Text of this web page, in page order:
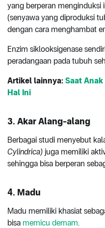
yang berperan menginduksi
(senyawa yang diproduksi
dengan cara menghambat
Enzim siklooksigenase
peradangaan pada tubuh
Artikel lainnya: Saat
Hal Ini
3. Akar Alang-alang
Berbagai studi menyebut
Cylindrica) juga memiliki
sehingga bisa berperan
4. Madu
Madu memiliki khasiat
bisa memicu demam.